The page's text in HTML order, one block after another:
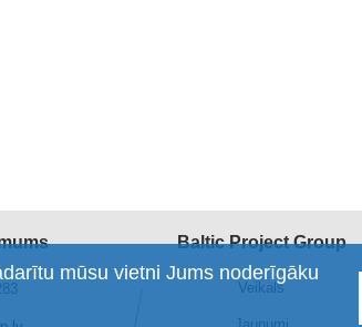
mūsu vietni Jums noderīgāku
Baltic Project Group
Veikals